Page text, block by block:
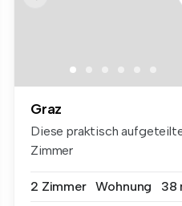
Graz
Diese praktisch
Zimmer
2 Zimmer
Wohnung 38